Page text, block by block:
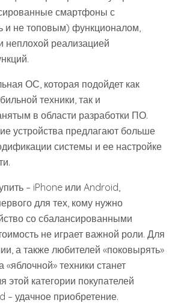
смартфоны с
и не топовым) функционалом,
неплохой реализацией
ОС, которая подойдет как
техники, так и
в области разработки ПО.
устройства предлагают больше
системы и ее настройке
– iPhone или Android,
для тех, кому нужно
со сбалансированными
не играет важной роли. Для
а также любителей «поковырять»
«яблочной» техники станет
этой категории покупателей
удачное приобретение.